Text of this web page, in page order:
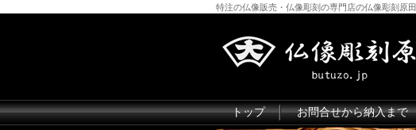
特注の仏像販売・仏像彫刻の専門店の仏像彫刻原田
トップ お問合せから納入まで